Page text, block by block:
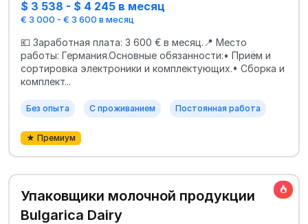
$ 3 538 - $ 4 245 в месяц
€ 3 000 - € 3 600 в месяц
💶 Заработная плата: 3 600 € в месяц.📍 Место
работы: Германия.Основные обязанности:• Приём и
сортировка электроники и комплектующих.• Сборка и
комплект...
Без опыта С проживанием Постоянная работа
★ Премиум
Упаковщики молочной продукции
Bulgarica Dairy